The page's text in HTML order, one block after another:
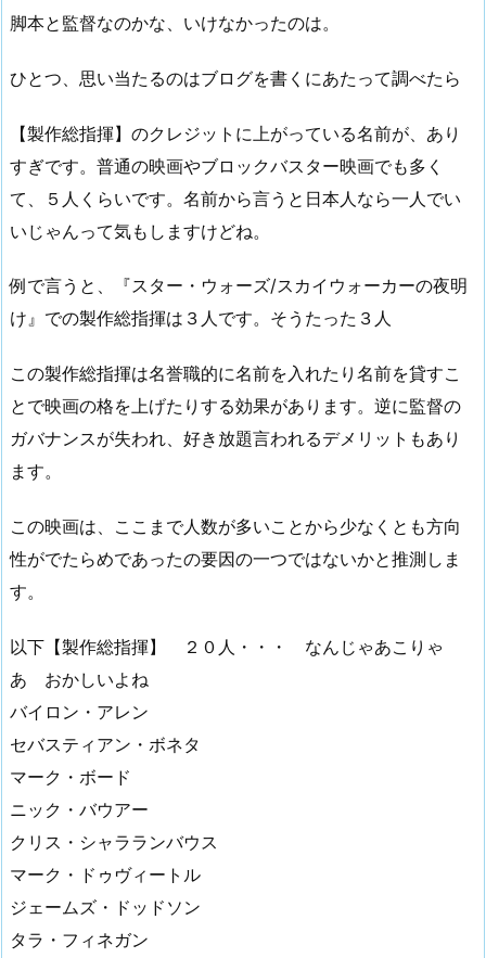
脚本と監督なのかな、いけなかったのは。
ひとつ、思い当たるのはブログを書くにあたって調べたら
【製作総指揮】のクレジットに上がっている名前が、あり
すぎです。普通の映画やブロックバスター映画でも多く
て、５人くらいです。名前から言うと日本人なら一人でい
いじゃんって気もしますけどね。
例で言うと、『スター・ウォーズ/スカイウォーカーの夜明
け』での製作総指揮は３人です。そうたった３人
この製作総指揮は名誉職的に名前を入れたり名前を貸すこ
とで映画の格を上げたりする効果があります。逆に監督の
ガバナンスが失われ、好き放題言われるデメリットもあり
ます。
この映画は、ここまで人数が多いことから少なくとも方向
性がでたらめであったの要因の一つではないかと推測しま
す。
以下【製作総指揮】 ２０人・・・ なんじゃあこりゃ
あ おかしいよね
バイロン・アレン
セバスティアン・ボネタ
マーク・ボード
ニック・バウアー
クリス・シャラランバウス
マーク・ドゥヴィートル
ジェームズ・ドッドソン
タラ・フィネガン